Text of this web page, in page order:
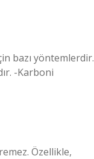
bazı yöntemlerdir.
-Karboni
Özellikle,